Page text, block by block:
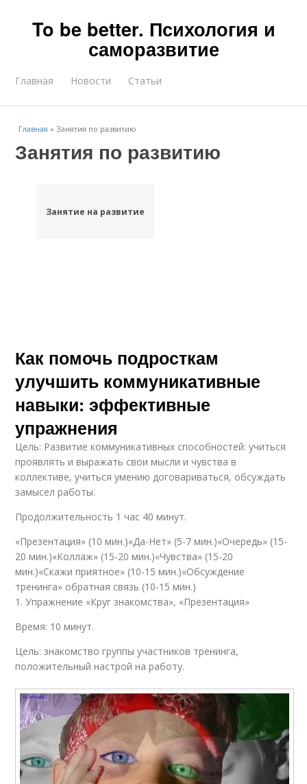
To be better. Психология и
саморазвитие
Главная Новости Статьи
Главная »Занятия по развитию
Занятия по развитию
Занятие на развитие
Как помочь подросткам
улучшить коммуникативные
навыки: эффективные
упражнения
Цель: Развитие коммуникативных способностей: учиться
проявлять и выражать свои мысли и чувства в
коллективе, учиться умению договариваться, обсуждать
замысел работы.
Продолжительность 1 час 40 минут.
«Презентация» (10 мин.)«Да-Нет» (5-7 мин.)«Очередь» (15-
20 мин.)«Коллаж» (15-20 мин.)«Чувства» (15-20
мин.)«Скажи приятное» (10-15 мин.)«Обсуждение
тренинга» обратная связь (10-15 мин.)
1. Упражнение «Круг знакомства», «Презентация»
Время: 10 минут.
Цель: знакомство группы участников тренинга,
положительный настрой на работу.